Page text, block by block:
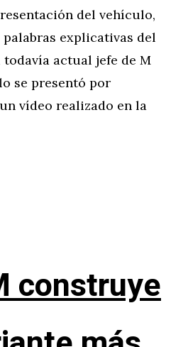
del vehículo,
explicativas del
todavía actual jefe de M
se presentó por
vídeo realizado en la
construye